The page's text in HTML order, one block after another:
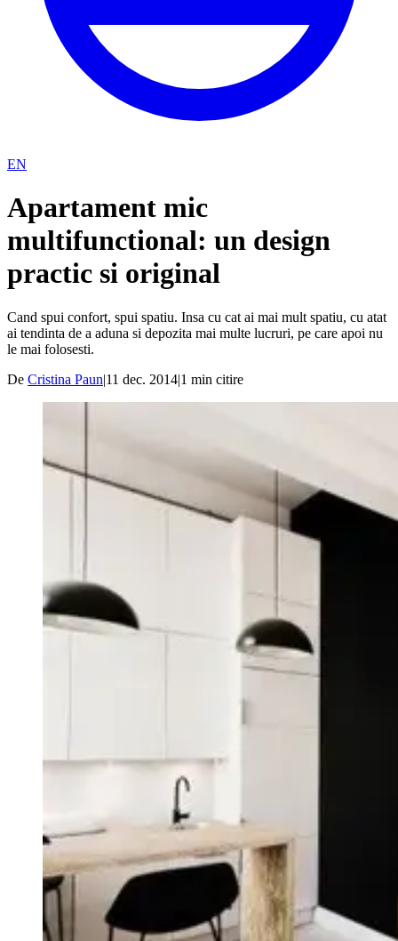
EN
Apartament mic
multifunctional: un design
practic si original
Cand spui confort, spui spatiu. Insa cu cat ai mai mult spatiu, cu atat
ai tendinta de a aduna si depozita mai multe lucruri, pe care apoi nu
le mai folosesti.
De Cristina Paun|11 dec. 2014|1 min citire